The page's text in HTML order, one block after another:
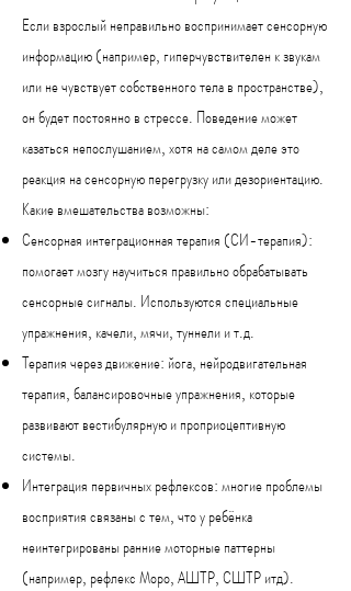
Если взрослый неправильно воспринимает сенсорную
информацию (например, гиперчувствителен к звукам
или не чувствует собственного тела в пространстве),
он будет постоянно в стрессе. Поведение может
казаться непослушанием, хотя на самом деле это
реакция на сенсорную перегрузку или дезориентацию.
Какие вмешательства возможны:
Сенсорная интеграционная терапия (СИ-терапия):
помогает мозгу научиться правильно обрабатывать
сенсорные сигналы. Используются специальные
упражнения, качели, мячи, туннели и т.д.
Терапия через движение: йога, нейродвигательная
терапия, балансировочные упражнения, которые
развивают вестибулярную и проприоцептивную
системы.
Интеграция первичных рефлексов: многие проблемы
восприятия связаны с тем, что у ребёнка
неинтегрированы ранние моторные паттерны
(например, рефлекс Моро, АШТР, СШТР итд).